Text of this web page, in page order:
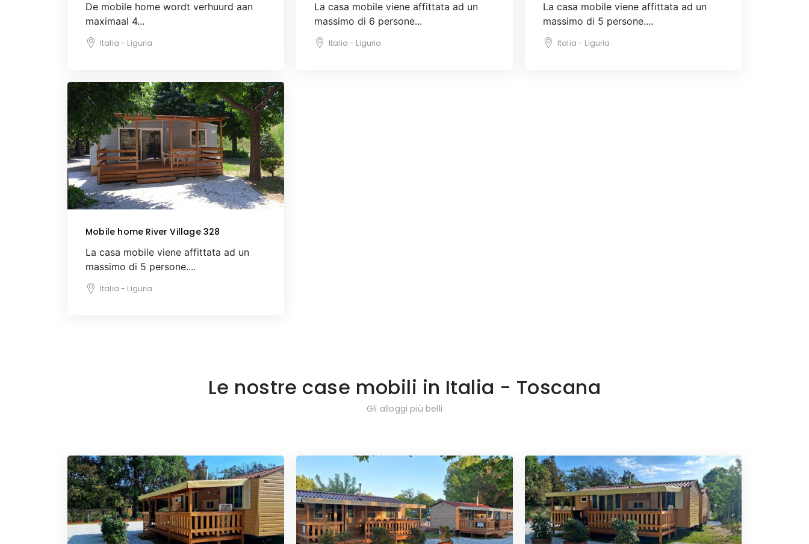
De mobile home wordt verhuurd aan
maximaal 4...
Italia - Liguria
La casa mobile viene affittata ad un
massimo di 6 persone...
Italia - Liguria
La casa mobile viene affittata ad un
massimo di 5 persone....
Italia - Liguria
Mobile home River Village 328
La casa mobile viene affittata ad un
massimo di 5 persone....
Italia - Liguria
Le nostre case mobili in Italia - Toscana
Gli alloggi più belli